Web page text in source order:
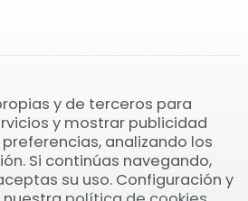
zum Datenschutz
la APP
y de terceros para
y mostrar publicidad
analizando los
Si continúas navegando,
su uso. Configuración y